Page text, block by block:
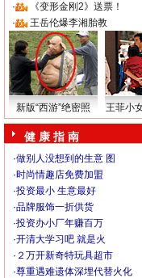
·
《变形金刚2》送票！
·
王岳伦爆李湘胎教
新版“西游”绝密照 王菲小
健 康 指 南
·做别人没想到的生意 图
·时尚情趣店免费加盟
·投资最小 生意最好
·品牌服饰一折供货
·投资办小厂年赚百万
·开清大学习吧 就是火
· ２万开新奇特玩具超市
·尊重遇难遗体深埋代替火化